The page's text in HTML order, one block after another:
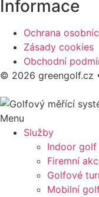
Informace
Ochrana
Zásady cookies
Obchodní
© 2026 greengolf.cz
Menu
Služby
Indoor golf
Firemní
Golfové
Mobilní